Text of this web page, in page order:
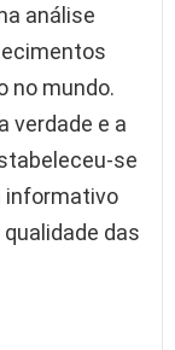
análise
no mundo.
verdade e a
se
informativo
das